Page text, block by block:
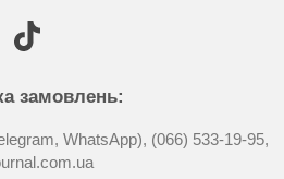
замовлень:
WhatsApp), (066) 533-19-95,